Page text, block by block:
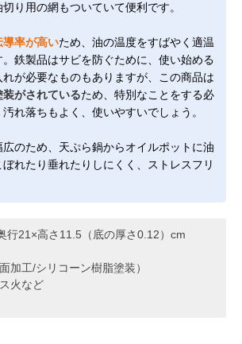
り用の網もついていて便利です。
導率が高いため、油の温度をすばやく適温
。鉄製品はサビを防ぐために、使い始める
が必要なものもありますが、この商品は
がされているため、特別なことをする必
れ落ちもよく、使いやすいでしょう。
広のため、天ぷら鍋からオイルポットに油
れたり垂れたりしにくく、ストレスフリ
行21×高さ11.5（底の厚さ0.12）cm
加工/シリコーン樹脂塗装）
火など